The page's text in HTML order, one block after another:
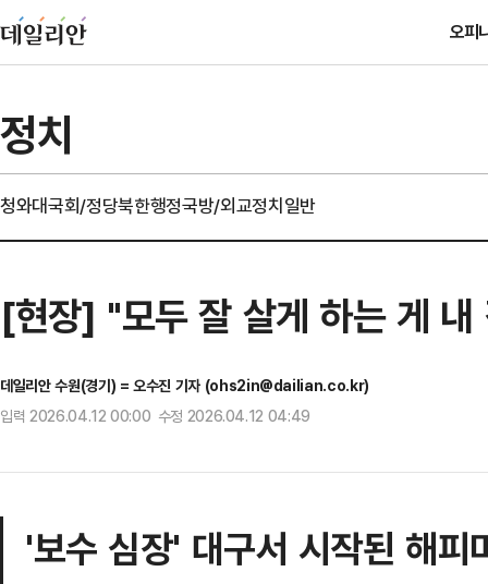
오피
정치
청와대국회/정당북한행정국방/외교정치일반
[현장] "모두 잘 살게 하는 게
데일리안 수원(경기) = 오수진 기자 (ohs2in@dailian.co.kr)
입력 2026.04.12 00:00 수정 2026.04.12 04:49
'보수 심장' 대구서 시작된 해피